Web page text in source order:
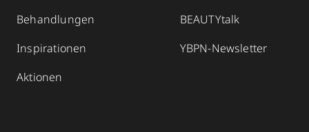
Behandlungen
Inspirationen
Aktionen
BEAUTYtalk
YBPN-Newsletter